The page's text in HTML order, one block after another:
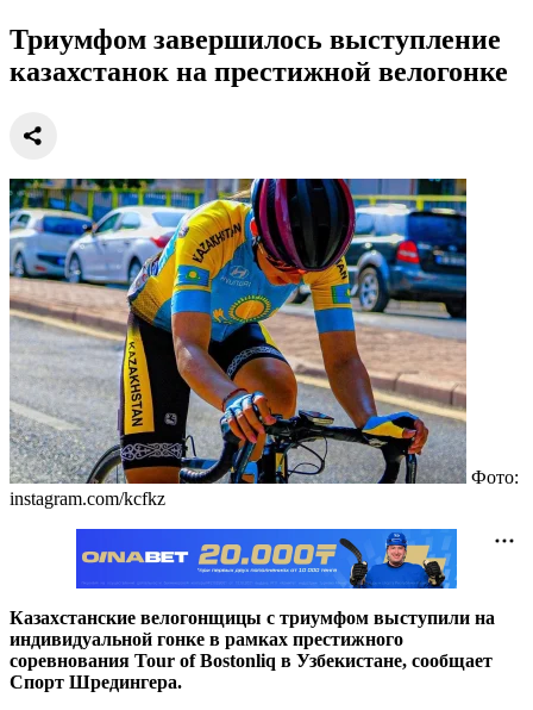
Триумфом завершилось выступление
казахстанок на престижной велогонке
Фото:
instagram.com/kcfkz
Казахстанские велогонщицы с триумфом выступили на
индивидуальной гонке в рамках престижного
соревнования Tour of Bostonliq в Узбекистане, сообщает
Спорт Шредингера.